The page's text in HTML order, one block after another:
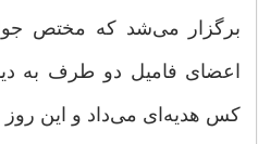
برگزار مى‌شد که مختص
اعضای فامیل دو طرف به
کس هدیه‌اى مى‌داد و این روز